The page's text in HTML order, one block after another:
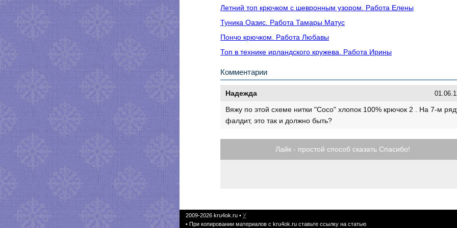
Летний топ крючком с шевронным узором. Работа Елены
Туника Оазис. Работа Тамары Матус
Пончо крючком. Работа Любавы
Топ в технике ирландского кружева. Работа Ирины
Комментарии
Надежда
Вяжу по этой схеме нитки "Сосо" хлопок 100% крючок 2 . На 7-м
фалдит, это так и должно быть?
Лайк - простой способ сказать Спасибо!
2009-2026 kru4ok.ru • У
• При копировании материалов с kru4ok.ru ставьте ссылку на статью